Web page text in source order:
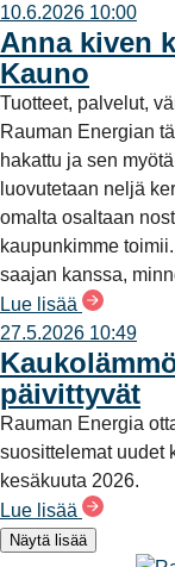
10.6.2026 10:00
Anna kiven
Kauno
Tuotteet, palvelut,
Rauman Energian
hakattu ja sen
luovutetaan neljä
omalta osaltaan
kaupunkimme
saajan kanssa,
Lue lisää
27.5.2026 10:49
päivittyvät
Rauman Energia
suosittelemat uudet
kesäkuuta 2026.
Lue lisää
Näytä lisää